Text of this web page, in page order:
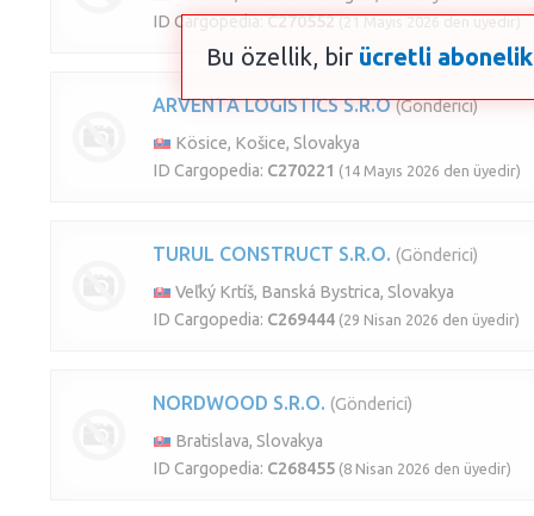
ID Cargopedia:C270552 (21 Mayıs 2026 den üyedir)
ARVENTA LOGISTICS S.R.O (Gönderici)
Kösice, Košice, Slovakya
ID Cargopedia: C270221 (14 Mayıs 2026 den üyedir)
TURUL CONSTRUCT S.R.O. (Gönderici)
Veľký Krtíš, Banská Bystrica, Slovakya
ID Cargopedia: C269444 (29 Nisan 2026 den üyedir)
NORDWOOD S.R.O. (Gönderici)
Bratislava, Slovakya
ID Cargopedia: C268455 (8 Nisan 2026 den üyedir)
Bu özellik, bir ücretli abonelik